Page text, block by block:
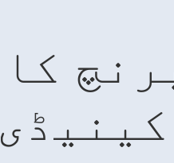
کا